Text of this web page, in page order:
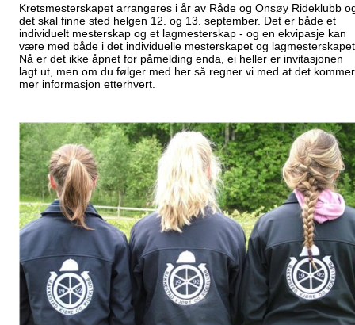
Kretsmesterskapet arrangeres i år av Råde og Onsøy Rideklubb
det skal finne sted helgen 12. og 13. september. Det er både et
individuelt mesterskap og et lagmesterskap - og en ekvipasje kan
være med både i det individuelle mesterskapet og
Nå er det ikke åpnet for påmelding enda, ei heller er invitasjonen
lagt ut, men om du følger med her så regner vi med at det kommer
mer informasjon etterhvert.